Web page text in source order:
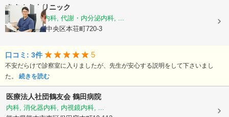
きさぬきクリニック
糖尿病内科, 内科, 代謝・内分泌内科, ...
熊本県熊本市中央区本荘町720-3
口コミ: 3件 5
不安だらけで診察室に入りましたが、先生が安心する説明をして下さいまし
た。 続きを読む
医療法人社団鶴友会 鶴田病院
内科, 消化器内科, 内視鏡内科, ...